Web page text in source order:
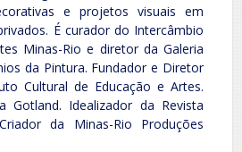
e projetos visuais em
É curador do Intercâmbio
Minas-Rio e diretor da Galeria
da Pintura. Fundador e Diretor
Cultural de Educação e Artes.
Gotland. Idealizador da Revista
da Minas-Rio Produções